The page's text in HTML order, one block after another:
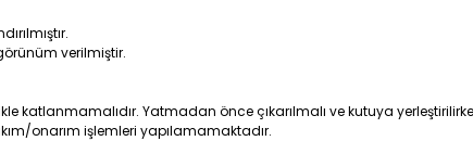
verilmiştir.
katlanmamalıdır. Yatmadan önce çıkarılmalı ve kutuya
onarım işlemleri yapılamamaktadır.